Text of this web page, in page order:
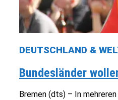
DEUTSCHLAND &
Bundesländer
Bremen (dts) – In